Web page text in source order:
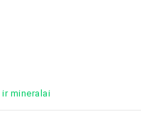
ir mineralai